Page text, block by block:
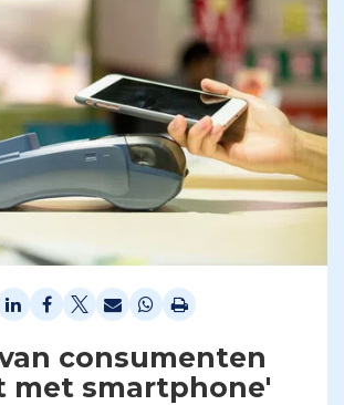
consumenten
met smartphone'